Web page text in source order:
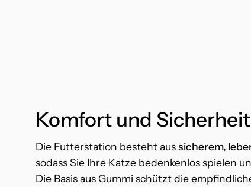
Komfort und Sicherheit
Die Futterstation besteht aussicherem,
sodass Sie Ihre Katze bedenkenlos spielen
Die Basis aus Gummi schützt die